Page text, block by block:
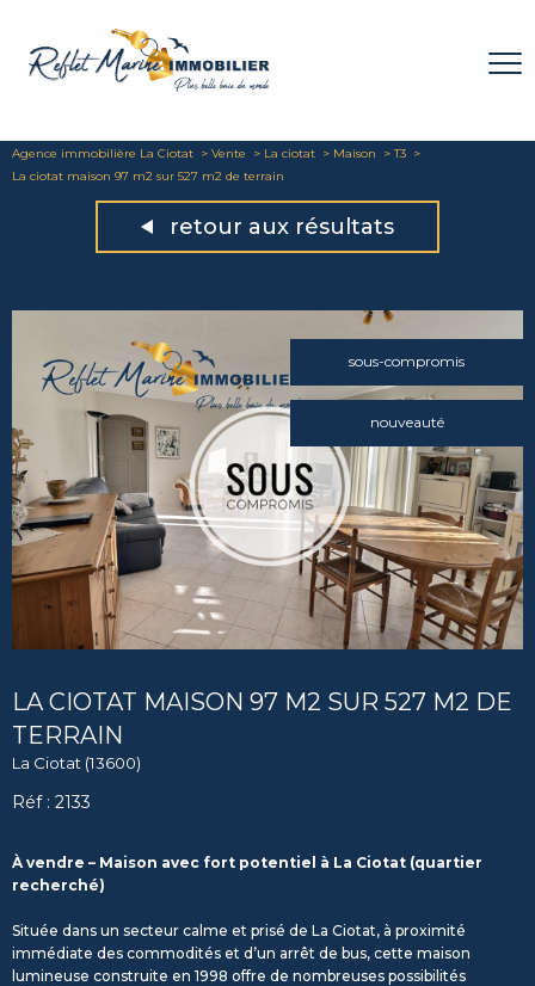
Agence immobilière La Ciotat Vente La ciotat Maison
T3
La ciotat maison 97 m2 sur 527 m2 de terrain
retour aux résultats
sous-compromis
nouveauté
LA CIOTAT MAISON 97 M2 SUR 527 M2 DE
TERRAIN
La Ciotat (13600)
Réf : 2133
À vendre – Maison avec fort potentiel à La Ciotat (quartier
recherché)
Située dans un secteur calme et prisé de La Ciotat, à proximité
immédiate des commodités et d’un arrêt de bus, cette maison
lumineuse construite en 1998 offre de nombreuses possibilités